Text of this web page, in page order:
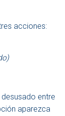
acciones:
entre
aparezca